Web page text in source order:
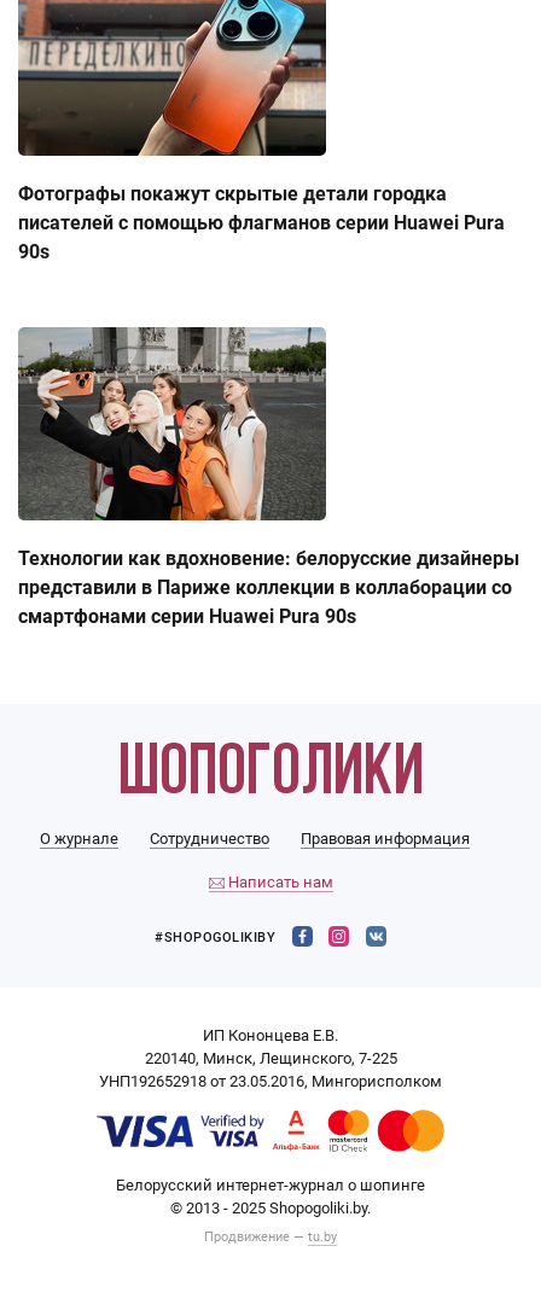
Фотографы покажут скрытые детали городка
писателей с помощью флагманов серии Huawei Pura
90s
Технологии как вдохновение: белорусские дизайнеры
представили в Париже коллекции в коллаборации со
смартфонами серии Huawei Pura 90s
О журнале Сотрудничество Правовая информация
Написать нам
#SHOPOGOLIKIBY
ИП Кононцева Е.В.
220140, Минск, Лещинского, 7-225
УНП192652918 от 23.05.2016, Мингорисполком
Белорусский интернет-журнал о шопинге
© 2013 - 2025 Shopogoliki.by.
Продвижение — tu.by